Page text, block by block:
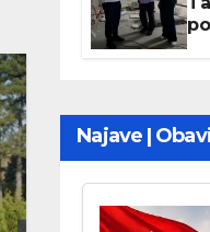
Najave |